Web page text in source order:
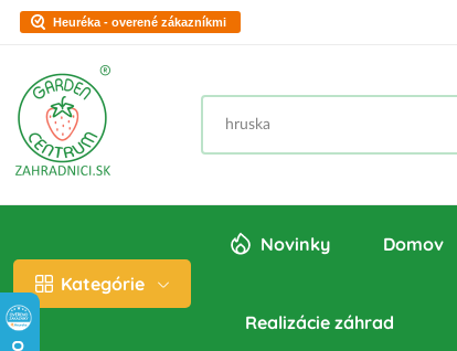
Heuréka - overené zákazníkmi
Kategórie
Novinky Domov
Realizácie záhrad